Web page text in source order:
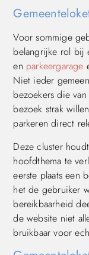
Voor sommige
belangrijke rol bij
en parkeergarage
Niet ieder
bezoekers die
bezoek strak
parkeren direct
Deze cluster
hoofdthema te
eerste plaats een
het de gebruiker
bereikbaarheid
de website niet
bruikbaar voor